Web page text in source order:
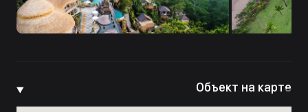
Объект на карте